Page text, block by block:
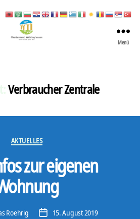
Stadt
Menü
Verbraucher Zentrale
Kategorien
AKTUELLES
zur eigenen
Roehrig Veröffentlichungsdatum
15. August 2019